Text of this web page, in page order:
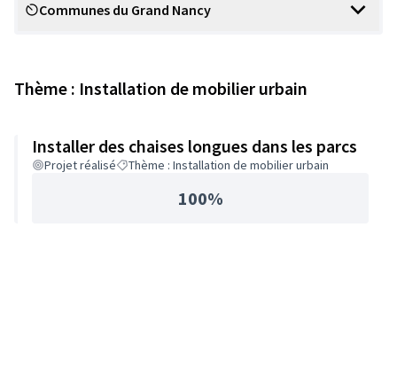
Scope
Communes du Grand Nancy
Thème : Installation de mobilier urbain
Installer des chaises longues dans les parcs
Projet réalisé Thème : Installation de mobilier urbain
100%